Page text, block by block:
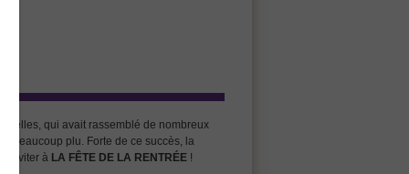
qui avait rassemblé de nombreux
beaucoup plu. Forte de ce succès, la
inviter à LA FÊTE DE LA RENTRÉE !